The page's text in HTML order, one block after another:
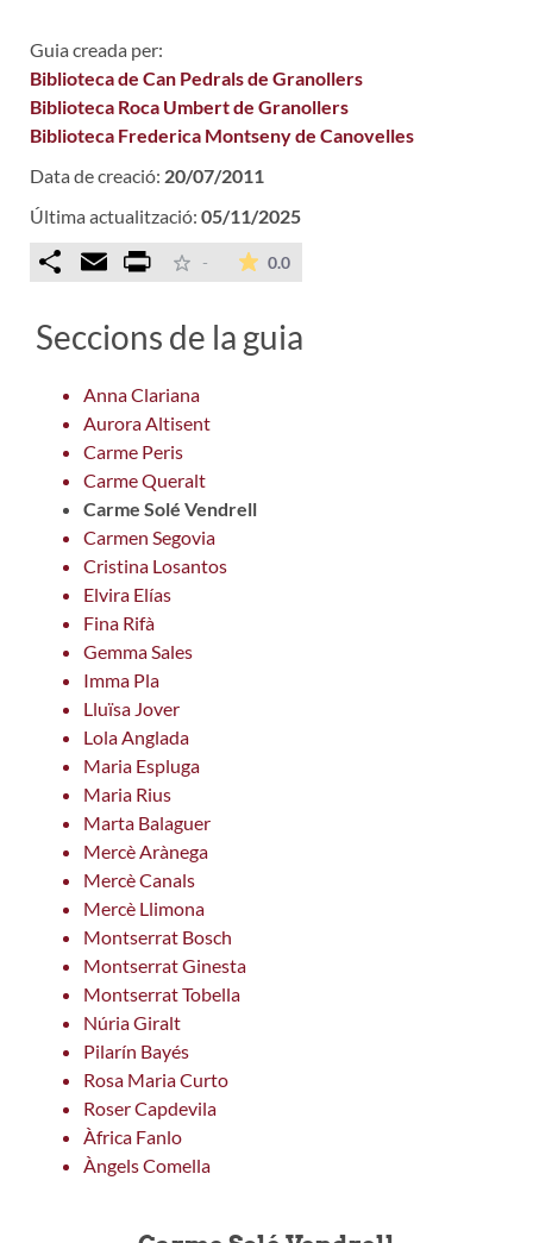
Guia creada per:
Biblioteca de Can Pedrals de Granollers
Biblioteca Roca Umbert de Granollers
Biblioteca Frederica Montseny de Canovelles
Data de creació: 20/07/2011
Última actualització: 05/11/2025
Comparteix
Email Print - 0.0La mitjana de les valoracions
Seccions de la guia
Anna Clariana
Aurora Altisent
Carme Peris
Carme Queralt
Carme Solé Vendrell
Carmen Segovia
Cristina Losantos
Elvira Elías
Fina Rifà
Gemma Sales
Imma Pla
Lluïsa Jover
Lola Anglada
Maria Espluga
Maria Rius
Marta Balaguer
Mercè Arànega
Mercè Canals
Mercè Llimona
Montserrat Bosch
Montserrat Ginesta
Montserrat Tobella
Núria Giralt
Pilarín Bayés
Rosa Maria Curto
Roser Capdevila
Àfrica Fanlo
Àngels Comella